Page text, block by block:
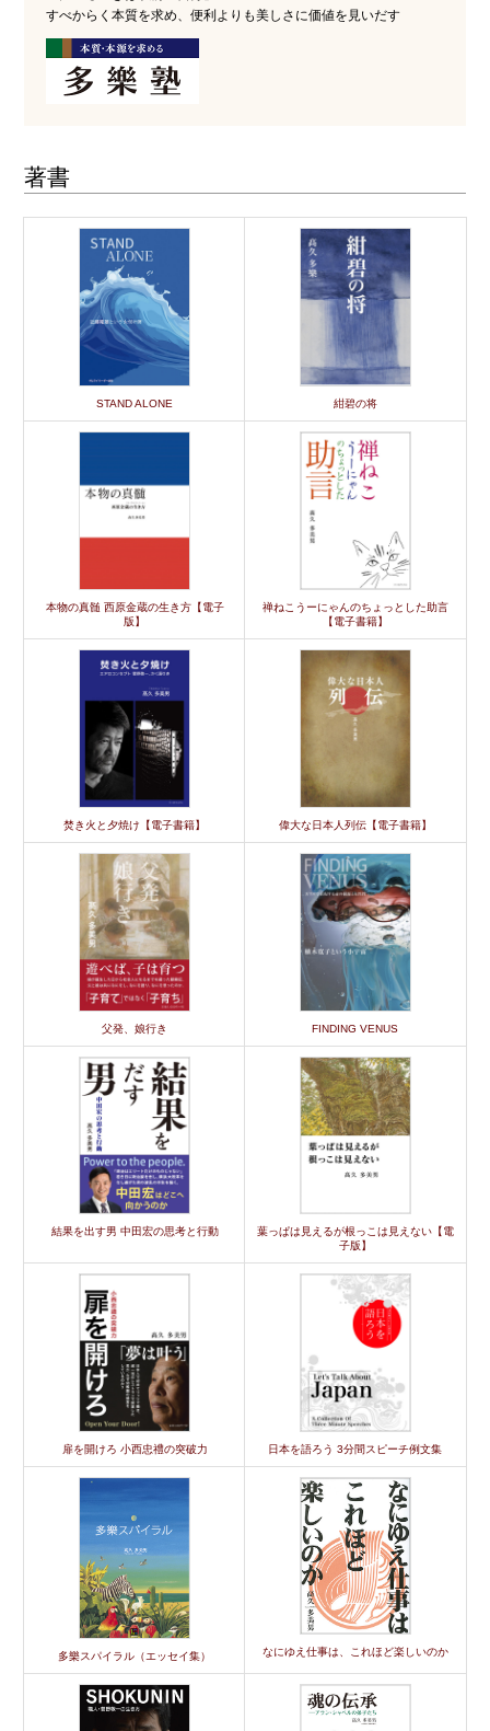
すべからく本質を求め、便利よりも美しさに価値を見いだす
著書
STAND ALONE 紺碧の将
本物の真髄 西原金蔵の生き方【電子
版】
禅ねこうーにゃんのちょっとした助言
【電子書籍】
焚き火と夕焼け【電子書籍】 偉大な日本人列伝【電子書籍】
父発、娘行き FINDING VENUS
結果を出す男 中田宏の思考と行動
葉っぱは見えるが根っこは見えない【電
子版】
扉を開けろ 小西忠禮の突破力 日本を語ろう 3分間スピーチ例文集
多樂スパイラル（エッセイ集） なにゆえ仕事は、これほど楽しいのか